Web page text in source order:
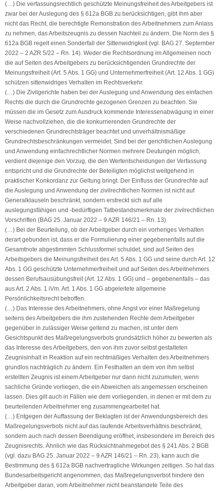
(…) Die verfassungsrechtlich geschützte Meinungsfreiheit des Arbeitgebers ist
zwar bei der Auslegung des § 612a BGB zu berücksichtigen, gibt ihm aber
nicht das Recht, die berechtigte Remonstration des Arbeitnehmers zum Anlass
zu nehmen, das Arbeitszeugnis zu dessen Nachteil zu ändern. Die Norm des §
612a BGB regelt einen Sonderfall der Sittenwidrigkeit (vgl. BAG 27. September
2022 – 2 AZR 5/22 – Rn. 14). Weder die Rechtsordnung im Allgemeinen noch
die auf Seiten des Arbeitgebers zu berücksichtigenden Grundrechte der
Meinungsfreiheit (Art. 5 Abs. 1 GG) und Unternehmerfreiheit (Art. 12 Abs. 1 GG)
schützen sittenwidriges Verhalten im Rechtsverkehr.
(…) Die Zivilgerichte haben bei der Auslegung und Anwendung des einfachen
Rechts die durch die Grundrechte gezogenen Grenzen zu beachten. Sie
müssen die im Gesetz zum Ausdruck kommende Interessenabwägung in einer
Weise nachvollziehen, die die konkurrierenden Grundrechte der
verschiedenen Grundrechtsträger beachtet und unverhältnismäßige
Grundrechtsbeschränkungen vermeidet. Sind bei der gerichtlichen Auslegung
und Anwendung einfachrechtlicher Normen mehrere Deutungen möglich,
verdient diejenige den Vorzug, die den Wertentscheidungen der Verfassung
entspricht und die Grundrechte der Beteiligten möglichst weitgehend in
praktischer Konkordanz zur Geltung bringt. Der Einfluss der Grundrechte auf
die Auslegung und Anwendung der zivilrechtlichen Normen ist nicht auf
Generalklauseln beschränkt, sondern erstreckt sich auf alle
auslegungsfähigen und -bedürftigen Tatbestandsmerkmale der zivilrechtlichen
Vorschriften (BAG 25. Januar 2022 – 9 AZR 146/21 – Rn. 13).
(…) Bei der Beurteilung, ob der Arbeitgeber durch ein vorheriges Verhalten
derart gebunden ist, dass er die Formulierung einer gegebenenfalls auf die
Gesamtnote abgestimmten Schlussformel schuldet, sind auf Seiten des
Arbeitsgebers die Meinungsfreiheit des Art. 5 Abs. 1 GG und seine durch Art. 12
Abs. 1 GG geschützte Unternehmerfreiheit und auf Seiten des Arbeitnehmers
dessen Berufsausübungsfreit (Art. 12 Abs. 1 GG) und – gegebenenfalls – das
aus Art. 2 Abs. 1 iVm. Art. 1 Abs. 1 GG abgeleitete allgemeine
Persönlichkeitsrecht betroffen.
(…) Das Interesse des Arbeitnehmers, ohne Angst vor einer Maßregelung
seitens des Arbeitgebers die ihm zustehenden Rechte dem Arbeitgeber
gegenüber in zulässiger Weise geltend zu machen, ist unter dem
Gesichtspunkt des Maßregelungsverbots grundsätzlich höher zu bewerten als
das Interesse des Arbeitgebers, den von ihm zuvor selbst gestalteten
Zeugnisinhalt in Reaktion auf ein rechtmäßiges Verhalten des Arbeitnehmers
grundlos nachträglich zu ändern. Ein Festhalten an dem von ihm selbst
erstellten Zeugnis ist einem Arbeitgeber nur dann nicht zuzumuten, wenn
sachliche Gründe vorliegen, die ein Abweichen als angemessen erscheinen
lassen. Dies gilt auch in Fällen wie dem vorliegenden, in denen er mit dem zu
beurteilenden Arbeitnehmer eng zusammengearbeitet hat.
(…) Entgegen der Auffassung der Beklagten ist der Anwendungsbereich des
Maßregelungsverbots nicht auf das laufende Arbeitsverhältnis beschränkt,
sondern auch nach dessen Beendigung eröffnet, insbesondere im Bereich des
Zeugnisrechts. Ähnlich wie das Rücksichtnahmegebot des § 241 Abs. 2 BGB
(vgl. dazu BAG 25. Januar 2022 – 9 AZR 146/21 – Rn. 23), kann auch die
Bestimmung des § 612a BGB nachvertragliche Wirkungen zeitigen. So hat das
Bundesarbeitsgericht angenommen, das Maßregelungsverbot hindere den
Arbeitgeber daran, vom Arbeitnehmer nicht beanstandete Teile des